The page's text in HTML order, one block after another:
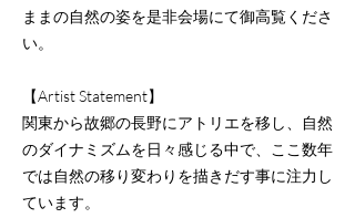
ままの自然の姿を是非会場にて御高覧くださ
い。
【Artist Statement】
関東から故郷の長野にアトリエを移し、
自然
のダイナミズムを日々感じる中で、ここ数年
では自然の移り変わりを描きだす事に注力し
ています。